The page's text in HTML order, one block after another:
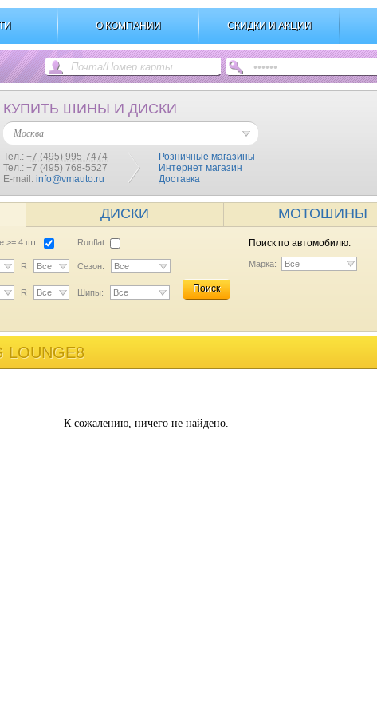
О КОМПАНИИ СКИДКИ И АКЦИИ
КУПИТЬ ШИНЫ И ДИСКИ
Москва
Тел.: +7 (495) 995-7474
Тел.: +7 (495) 768-5527
E-mail: info@vmauto.ru
Розничные магазины
Интернет магазин
Доставка
ДИСКИ МОТОШИНЫ
>= 4 шт.: Runflat:
R Все Сезон: Все
R Все Шипы: Все Поиск
Поиск по автомобилю:
Марка: Все
LOUNGE8
К сожалению, ничего не найдено.